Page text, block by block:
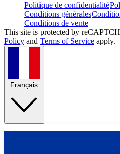
Politique de confidentialité
Conditions générales
Conditions de vente
This site is protected by
Policy and Terms of Service apply.
Français